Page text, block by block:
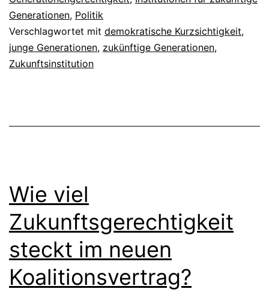
Generationen, Politik
Verschlagwortet mit demokratische Kurzsichtigkeit,
junge Generationen, zukünftige Generationen,
Zukunftsinstitution
Wie viel
Zukunftsgerechtigkeit
steckt im neuen
Koalitionsvertrag?